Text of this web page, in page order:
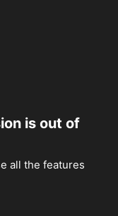
is out of
all the features